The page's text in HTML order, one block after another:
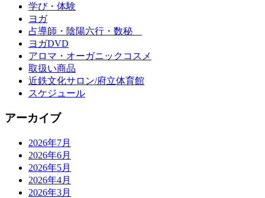
学び・体験
ヨガ
占導師・陰陽六行・数秘
ヨガDVD
アロマ・オーガニックコスメ
取扱い商品
近鉄文化サロン/府立体育館
スケジュール
アーカイブ
2026年7月
2026年6月
2026年5月
2026年4月
2026年3月